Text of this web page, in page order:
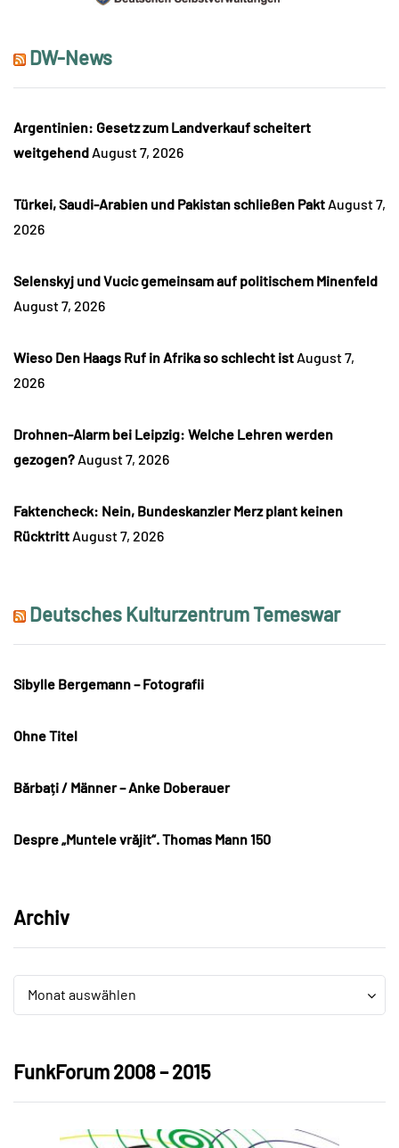
DW-News
Argentinien: Gesetz zum Landverkauf scheitert
weitgehend August 7, 2026
Türkei, Saudi-Arabien und Pakistan schließen Pakt August 7,
2026
Selenskyj und Vucic gemeinsam auf politischem Minenfeld
August 7, 2026
Wieso Den Haags Ruf in Afrika so schlecht ist August 7,
2026
Drohnen-Alarm bei Leipzig: Welche Lehren werden
gezogen? August 7, 2026
Faktencheck: Nein, Bundeskanzler Merz plant keinen
Rücktritt August 7, 2026
Deutsches Kulturzentrum Temeswar
Sibylle Bergemann – Fotografii
Ohne Titel
Bărbați / Männer – Anke Doberauer
Despre „Muntele vrăjit“. Thomas Mann 150
Archiv
Monat auswählen
Archiv
FunkForum 2008 – 2015